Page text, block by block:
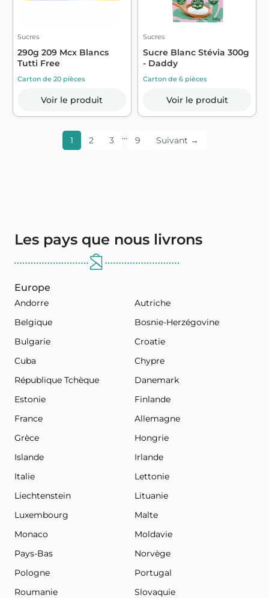
Sucres
290g 209 Mcx Blancs
Tutti Free
Carton de 20 pièces
Voir le produit
Sucres
Sucre Blanc Stévia 300g
- Daddy
Carton de 6 pièces
Voir le produit
1 2 3 … 9 Suivant →
Les pays que nous livrons
Europe
Andorre
Autriche
Belgique
Bosnie-Herzégovine
Bulgarie
Croatie
Cuba
Chypre
République Tchèque
Danemark
Estonie
Finlande
France
Allemagne
Grèce
Hongrie
Islande
Irlande
Italie
Lettonie
Liechtenstein
Lituanie
Luxembourg
Malte
Monaco
Moldavie
Pays-Bas
Norvège
Pologne
Portugal
Roumanie
Slovaquie